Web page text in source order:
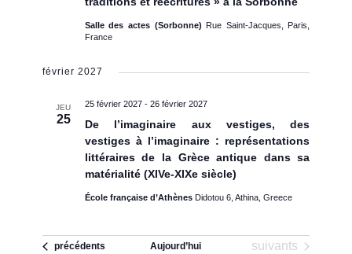
Salle des actes (Sorbonne) Rue Saint-Jacques, Paris,
France
février 2027
JEU
25
De l’imaginaire aux vestiges, des
vestiges à l’imaginaire : représentations
littéraires de la Grèce antique dans sa
matérialité (XIVe-XIXe siècle)
25 février 2027- 26 février 2027
École française d’Athènes Didotou 6, Athina, Greece
Évènements
précédents Aujourd’hui Évènements
suivants